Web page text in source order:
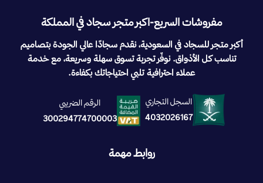
مفروشات السريع-اكبر متجر سجاد في المملكة
أكبر متجر للسجاد في السعودية، نقدم سجادًا عالي الجودة بتصاميم
تناسب كل الأذواق. نوفّر تجربة تسوق سهلة وسريعة، مع خدمة
عملاء احترافية تلبي احتياجاتك بكفاءة.
السجل التجاري
4032026167
الرقم الضريبي
300294774700003
روابط مهمة